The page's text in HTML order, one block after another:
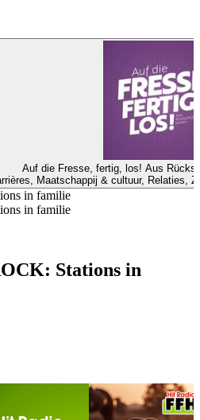
Auf die Fresse, fertig, los! Aus
Maatschappij & cultuur, Relaties,
in familie
in familie
Stations in